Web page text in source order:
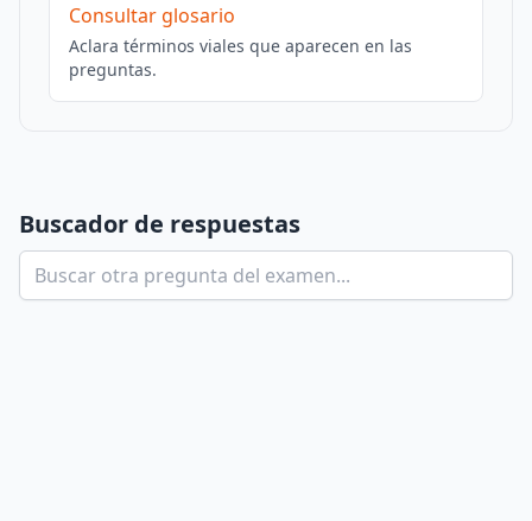
Consultar glosario
Aclara términos viales que aparecen en las
preguntas.
Buscador de respuestas